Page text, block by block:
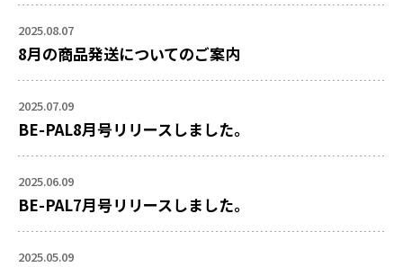
2025.08.07
8月の商品発送についてのご案内
2025.07.09
BE-PAL8月号リリースしました。
2025.06.09
BE-PAL7月号リリースしました。
2025.05.09